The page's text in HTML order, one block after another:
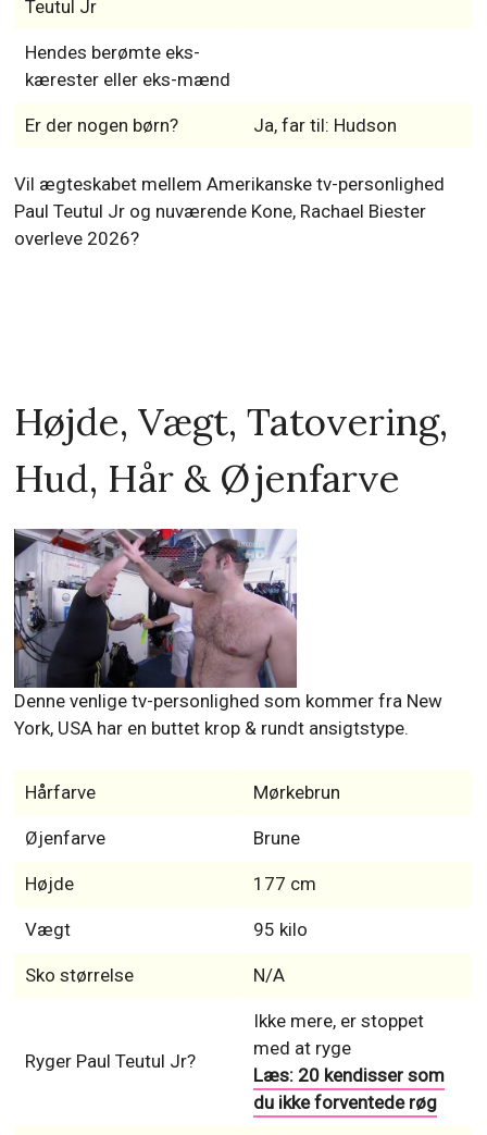
Teutul Jr
Hendes berømte eks-
kærester eller eks-mænd
Er der nogen børn? Ja, far til: Hudson
Vil ægteskabet mellem Amerikanske tv-personlighed
Paul Teutul Jr og nuværende Kone, Rachael Biester
overleve 2026?
Højde, Vægt, Tatovering,
Hud, Hår & Øjenfarve
Denne venlige tv-personlighed som kommer fra New
York, USA har en buttet krop & rundt ansigtstype.
Hårfarve Mørkebrun
Øjenfarve Brune
Højde 177 cm
Vægt 95 kilo
Sko størrelse N/A
Ryger Paul Teutul Jr?
Ikke mere, er stoppet
med at ryge
Læs: 20 kendisser som
du ikke forventede røg